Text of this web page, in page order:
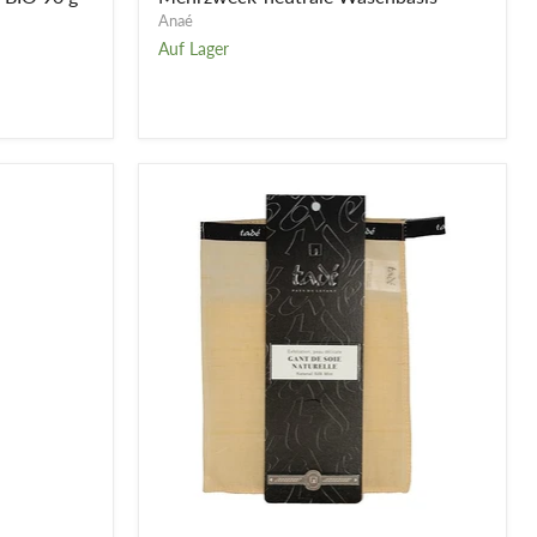
Anaé
Auf Lager